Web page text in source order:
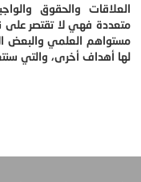
العلاقات والحقوق
متعددة فهي لا تقتصر على
مستواهم العلمي والبعض
لها أهداف أخرى، والتي